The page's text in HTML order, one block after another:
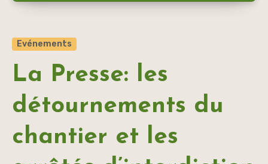
Evénements
La Presse: les
détournements du
chantier et les